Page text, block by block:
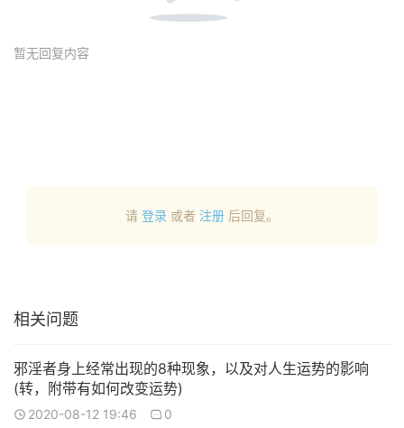
暂无回复内容
请 登录 或者 注册 后回复。
相关问题
邪淫者身上经常出现的8种现象，以及对人生运势的影响
(转，附带有如何改变运势)
2020-08-12 19:46 0